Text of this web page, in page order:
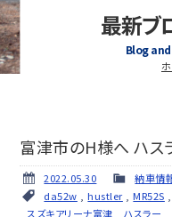
最新ブ
Blog
富津市のH様へ ハ
2022.05.30
納車情
da52w ,hustler,MR52S
スズキアリーナ富津 ハスラー